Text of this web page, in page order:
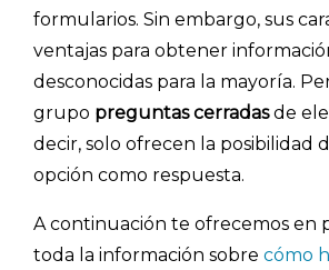
formularios. Sin embargo, sus
ventajas para obtener
desconocidas para la mayoría.
grupo preguntas cerradasde
decir, solo ofrecen la posibilidad
opción como respuesta.
A continuación te ofrecemos en
toda la información sobre cómo